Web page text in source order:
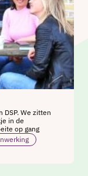
DSP. We zitten
in de
op gang